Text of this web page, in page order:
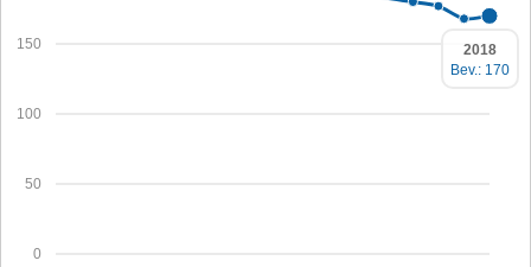
0
50
100
150
2018
Bev.: 170